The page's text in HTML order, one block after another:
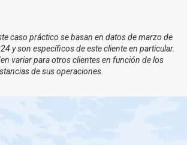
caso práctico se basan en datos de marzo de
y son específicos de este cliente en particular.
variar para otros clientes en función de los
de sus operaciones.